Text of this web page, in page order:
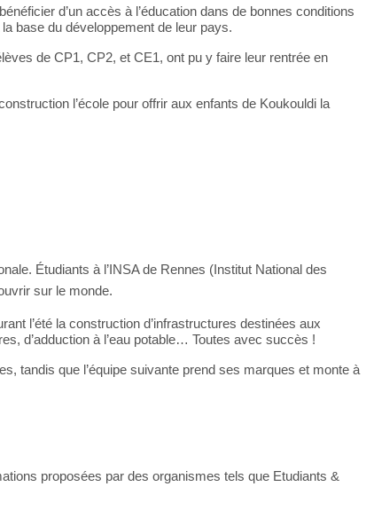
d’un accès à l’éducation dans de bonnes conditions
base du développement de leur pays.
de CP1, CP2, et CE1, ont pu y faire leur rentrée en
l’école pour offrir aux enfants de Koukouldi la
Étudiants à l’INSA de Rennes (Institut National des
sur le monde.
l’été la construction d’infrastructures destinées aux
d’adduction à l’eau potable… Toutes avec succès !
tandis que l’équipe suivante prend ses marques et monte à
proposées par des organismes tels que Etudiants &